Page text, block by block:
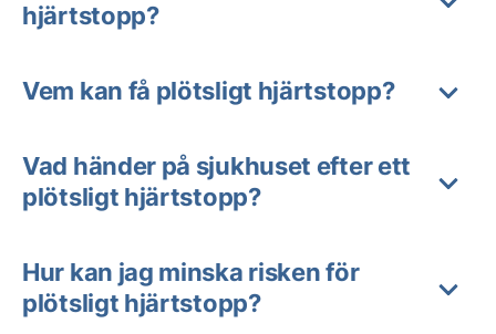
hjärtstopp?
Vem kan få plötsligt hjärtstopp?
Vad händer på sjukhuset efter ett
plötsligt hjärtstopp?
Hur kan jag minska risken för
plötsligt hjärtstopp?